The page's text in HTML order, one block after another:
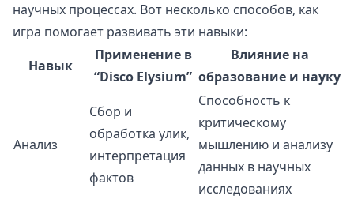
научных процессах. Вот несколько способов, как
игра помогает развивать эти навыки:
Навык
Применение в
“Disco Elysium”
Влияние на
образование и науку
Анализ
Сбор и
обработка улик,
интерпретация
фактов
Способность к
критическому
мышлению и анализу
данных в научных
исследованиях